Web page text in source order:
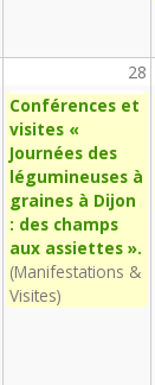
28
Conférences et
visites «
Journées des
légumineuses à
graines à Dijon
: des champs
aux assiettes ».
(Manifestations &
Visites)